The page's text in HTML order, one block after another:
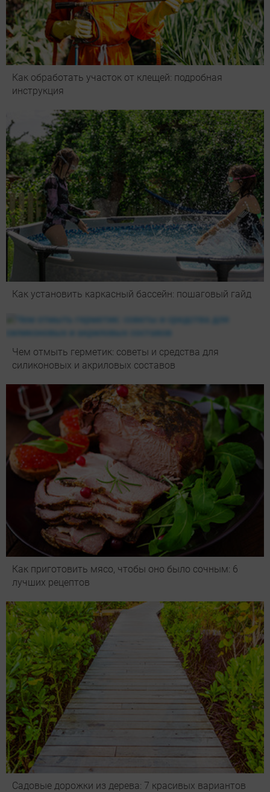
Как обработать участок от клещей: подробная
инструкция
Как установить каркасный бассейн: пошаговый гайд
Чем отмыть герметик: советы и средства для
силиконовых и акриловых составов
Как приготовить мясо, чтобы оно было сочным: 6
лучших рецептов
Садовые дорожки из дерева: 7 красивых вариантов